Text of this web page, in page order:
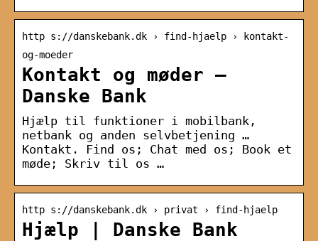
http s://danskebank.dk › find-hjaelp › kontakt-
og-moeder
Kontakt og møder –
Danske Bank
Hjælp til funktioner i mobilbank,
netbank og anden selvbetjening …
Kontakt. Find os; Chat med os; Book et
møde; Skriv til os …
http s://danskebank.dk › privat › find-hjaelp
Hjælp | Danske Bank